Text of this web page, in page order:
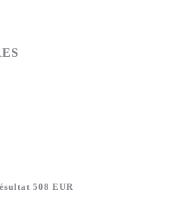
508 EUR